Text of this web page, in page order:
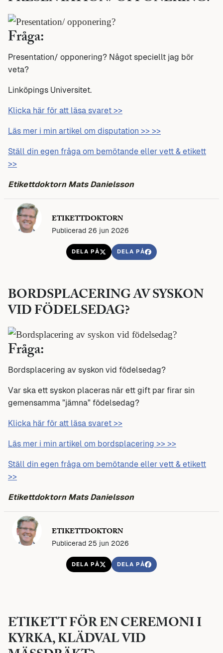
Fråga:
Presentation/ opponering? Något speciellt jag bör
veta?
Linköpings Universitet.
Klicka här för att läsa svaret >>
Läs mer i min artikel om disputation >> >>
Ställ din egen fråga om bemötande eller vett & etikett
>>
Etikettdoktorn Mats Danielsson
ETIKETTDOKTORN
Publicerad 26 jun 2026
DELA PÅ DELA PÅ
BORDSPLACERING AV SYSKON
VID FÖDELSEDAG?
Fråga:
Bordsplacering av syskon vid födelsedag?
Var ska ett syskon placeras när ett gift par firar sin
gemensamma ”jämna” födelsedag?
Klicka här för att läsa svaret >>
Läs mer i min artikel om bordsplacering >> >>
Ställ din egen fråga om bemötande eller vett & etikett
>>
Etikettdoktorn Mats Danielsson
ETIKETTDOKTORN
Publicerad 25 jun 2026
DELA PÅ DELA PÅ
ETIKETT FÖR EN CEREMONI I
KYRKA, KLÄDVAL VID